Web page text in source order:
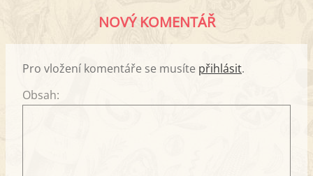
NOVÝ KOMENTÁŘ
Pro vložení komentáře se musíte přihlásit.
Obsah: